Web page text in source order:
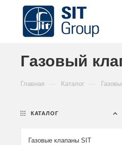
Газовый
Главная Каталог
КАТАЛОГ
Газовые клапаны SIT